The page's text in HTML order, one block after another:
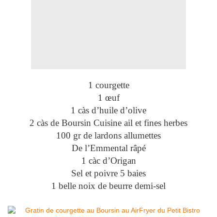
1 courgette
1 œuf
1 càs d’huile d’olive
2 càs de Boursin Cuisine ail et fines herbes
100 gr de lardons allumettes
De l’Emmental râpé
1 càc d’Origan
Sel et poivre 5 baies
1 belle noix de beurre demi-sel